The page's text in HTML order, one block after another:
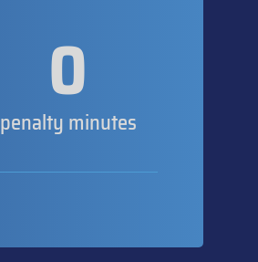
0
penalty minutes